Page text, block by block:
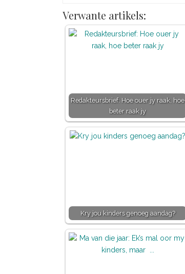
Verwante artikels:
Redakteursbrief: Hoe ouer jy raak, hoe
beter raak jy
Kry jou kinders genoeg aandag?